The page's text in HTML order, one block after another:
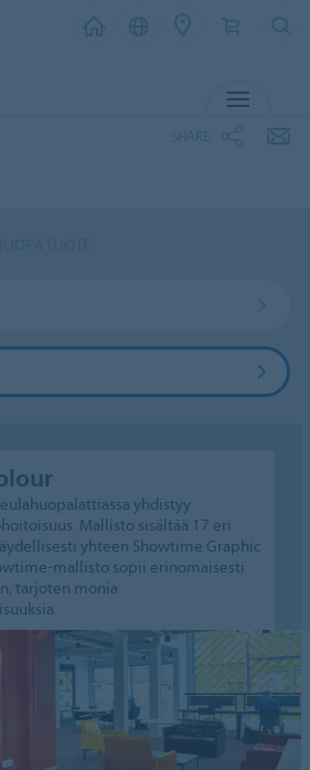
yhdistyy
Mallisto sisältää 17 eri
yhteen Showtime Graphic
mallisto sopii erinomaisesti
tarjoten monia